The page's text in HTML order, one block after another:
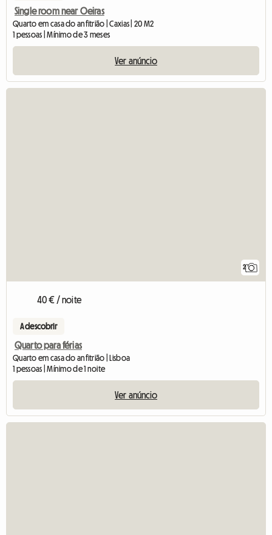
Single room near Oeiras
Quarto em casa do anfitrião | Caxias | 20 M2
1 pessoas | Mínimo de 3 meses
Ver anúncio
2
40 € / noite
A descobrir
Quarto para férias
Quarto em casa do anfitrião | Lisboa
1 pessoas | Mínimo de 1 noite
Ver anúncio